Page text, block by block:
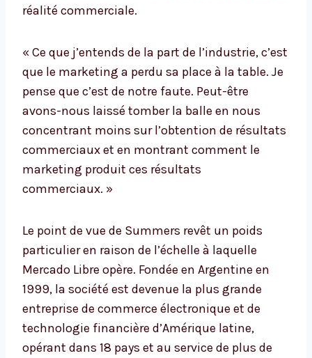
réalité commerciale.
« Ce que j’entends de la part de l’industrie, c’est
que le marketing a perdu sa place à la table. Je
pense que c’est de notre faute. Peut-être
avons-nous laissé tomber la balle en nous
concentrant moins sur l’obtention de résultats
commerciaux et en montrant comment le
marketing produit ces résultats
commerciaux. »
Le point de vue de Summers revêt un poids
particulier en raison de l’échelle à laquelle
Mercado Libre opère. Fondée en Argentine en
1999, la société est devenue la plus grande
entreprise de commerce électronique et de
technologie financière d’Amérique latine,
opérant dans 18 pays et au service de plus de